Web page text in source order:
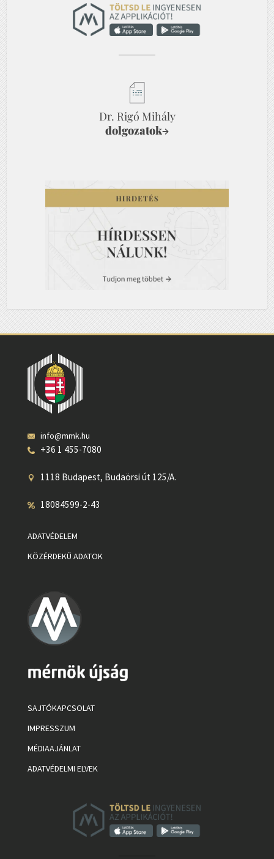
Dr. Rigó Mihály
dolgozatok→
info@mmk.hu
+36 1 455-7080
1118 Budapest, Budaörsi út 125/A.
18084599-2-43
ADATVÉDELEM
KÖZÉRDEKŰ ADATOK
SAJTÓKAPCSOLAT
IMPRESSZUM
MÉDIAAJÁNLAT
ADATVÉDELMI ELVEK